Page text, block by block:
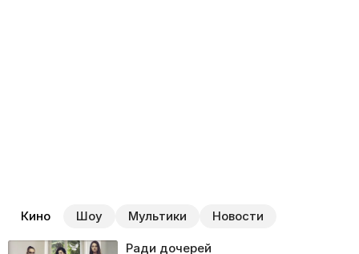
Кино Шоу Мультики Новости
Ради дочерей